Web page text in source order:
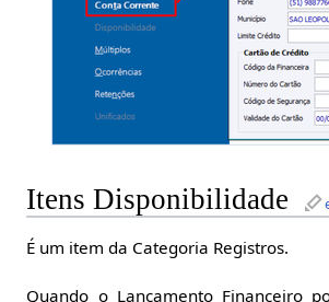
Itens Disponibilidade
É um item da Categoria Registros.
Quando o Lançamento Financeiro